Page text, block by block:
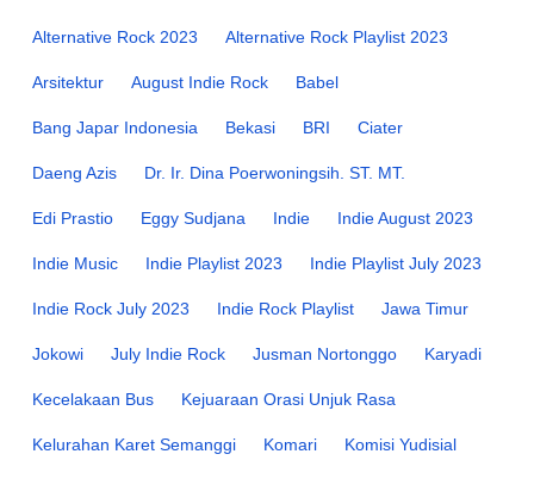
Alternative Rock 2023 Alternative Rock Playlist 2023
Arsitektur August Indie Rock Babel
Bang Japar Indonesia Bekasi BRI Ciater
Daeng Azis Dr. Ir. Dina Poerwoningsih. ST. MT.
Edi Prastio Eggy Sudjana Indie Indie August 2023
Indie Music Indie Playlist 2023 Indie Playlist July 2023
Indie Rock July 2023 Indie Rock Playlist Jawa Timur
Jokowi July Indie Rock Jusman Nortonggo Karyadi
Kecelakaan Bus Kejuaraan Orasi Unjuk Rasa
Kelurahan Karet Semanggi Komari Komisi Yudisial